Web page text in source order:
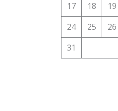
17
18 19
24
25 26
31